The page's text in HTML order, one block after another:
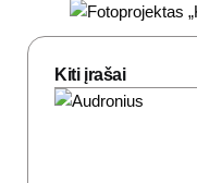
Kiti įrašai